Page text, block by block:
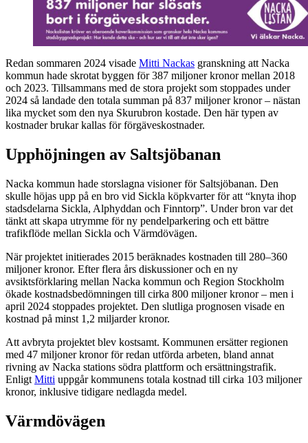
Redan sommaren 2024 visade Mitti Nackas granskning att Nacka
kommun hade skrotat byggen för 387 miljoner kronor mellan 2018
och 2023. Tillsammans med de stora projekt som stoppades under
2024 så landade den totala summan på 837 miljoner kronor – nästan
lika mycket som den nya Skurubron kostade. Den här typen av
kostnader brukar kallas för förgäveskostnader.
Upphöjningen av Saltsjöbanan
Nacka kommun hade storslagna visioner för Saltsjöbanan. Den
skulle höjas upp på en bro vid Sickla köpkvarter för att “knyta ihop
stadsdelarna Sickla, Alphyddan och Finntorp”. Under bron var det
tänkt att skapa utrymme för ny pendelparkering och ett bättre
trafikflöde mellan Sickla och Värmdövägen.
När projektet initierades 2015 beräknades kostnaden till 280–360
miljoner kronor. Efter flera års diskussioner och en ny
avsiktsförklaring mellan Nacka kommun och Region Stockholm
ökade kostnadsbedömningen till cirka 800 miljoner kronor – men i
april 2024 stoppades projektet. Den slutliga prognosen visade en
kostnad på minst 1,2 miljarder kronor.
Att avbryta projektet blev kostsamt. Kommunen ersätter regionen
med 47 miljoner kronor för redan utförda arbeten, bland annat
rivning av Nacka stations södra plattform och ersättningstrafik.
Enligt Mitti uppgår kommunens totala kostnad till cirka 103 miljoner
kronor, inklusive tidigare nedlagda medel.
Värmdövägen